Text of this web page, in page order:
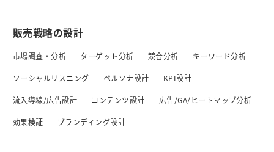
販売戦略の設計
市場調査・分析 ターゲット分析 競合分析 キーワード分析
ソーシャルリスニング ペルソナ設計 KPI設計
流入導線/広告設計 コンテンツ設計 広告/GA/ヒートマップ分析
効果検証 ブランディング設計